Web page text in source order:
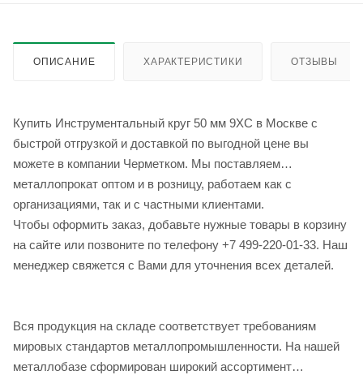
ОПИСАНИЕ ХАРАКТЕРИСТИКИ ОТЗЫВЫ
Купить Инструментальный круг 50 мм 9ХС в Москве с
быстрой отгрузкой и доставкой по выгодной цене вы
можете в компании Черметком. Мы поставляем
металлопрокат оптом и в розницу, работаем как с
организациями, так и с частными клиентами.
Чтобы оформить заказ, добавьте нужные товары в корзину
на сайте или позвоните по телефону +7 499-220-01-33. Наш
менеджер свяжется с Вами для уточнения всех деталей.
Вся продукция на складе соответствует требованиям
мировых стандартов металлопромышленности. На нашей
металлобазе сформирован широкий ассортимент